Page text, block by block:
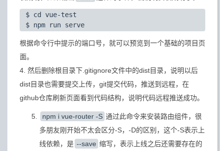
$ cd vue-test
根据命令行中提示的端口号，就可以预览到一个基础的项目页
面。
4. 然后删除根目录下.gitignore文件中的dist目录，说明以后
dist目录也需要提交上传，git提交代码，推送到远程，在
github仓库刷新页面看到代码结构，说明代码远程推送成功。
npm i vue-router -S 通过此命令来安装路由组件，很
多朋友刚开始不太会区分-S，-D的区别，这个-S表示上
线依赖，是 --save 缩写，表示上线之后还需要存在的